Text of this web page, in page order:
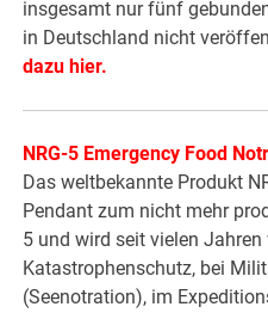
insgesamt nur fünf
in Deutschland nicht
dazu hier.
NRG-5 Emergency Food
Das weltbekannte Produkt
Pendant zum nicht mehr
5 und wird seit vielen
Katastrophenschutz, bei
(Seenotration), im